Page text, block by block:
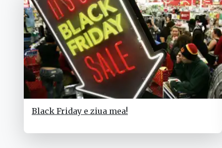
Black Friday e ziua mea!